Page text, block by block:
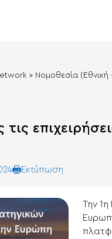
» Νομοθεσία (Εθνική
Eκτύπωση
Την